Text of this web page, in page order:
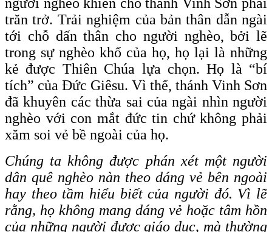
trăn trở. Trải nghiệm của bản thân dẫn ngài
tới chỗ dấn thân cho người nghèo, bởi lẽ
trong sự nghèo khổ của họ, họ lại là những
kẻ được Thiên Chúa lựa chọn. Họ là “bí
tích” của Đức Giêsu. Vì thế, thánh Vinh Sơn
đã khuyên các thừa sai của ngài nhìn người
nghèo với con mắt đức tin chứ không phải
xăm soi vẻ bề ngoài của họ.
Chúng ta không được phán xét một người
dân quê nghèo nàn theo dáng vẻ bên ngoài
hay theo tầm hiểu biết của người đó. Vì lẽ
rằng, họ không mang dáng vẻ hoặc tâm hồn
của những người được giáo dục, mà thường